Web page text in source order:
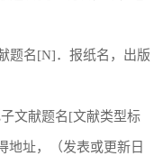
题名[N]．报纸名，出版
文献题名[文献类型标
地址，（发表或更新日